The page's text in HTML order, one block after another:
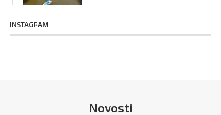
INSTAGRAM
Novosti